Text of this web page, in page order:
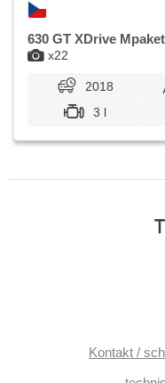
x22
630 GT XDrive Mpaket
2018
3 l
Kontakt /